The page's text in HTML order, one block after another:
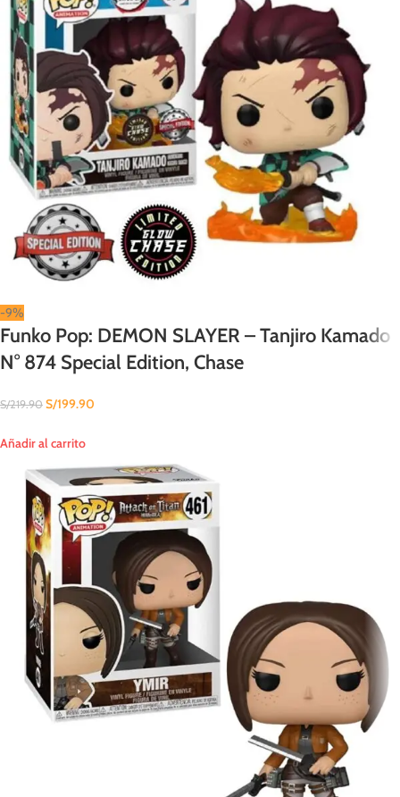
-9%
Funko Pop: DEMON SLAYER – Tanjiro Kamado
N° 874 Special Edition, Chase
S/219.90 S/199.90
Añadir al carrito